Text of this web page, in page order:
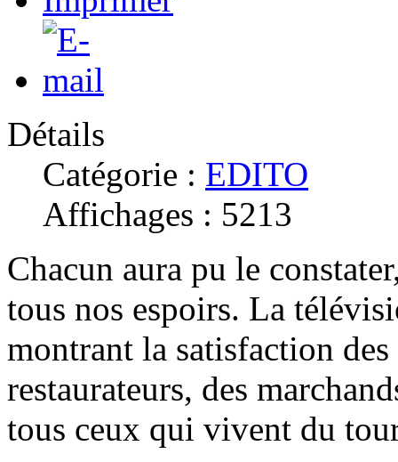
Détails
Catégorie : EDITO
Affichages : 5213
Chacun aura pu le
tous nos espoirs. La
montrant la satisfaction
restaurateurs, des
tous ceux qui vivent du